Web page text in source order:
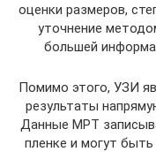
оценки размеров,
уточнение
большей
Помимо этого, УЗИ
результаты
Данные МРТ
пленке и могут